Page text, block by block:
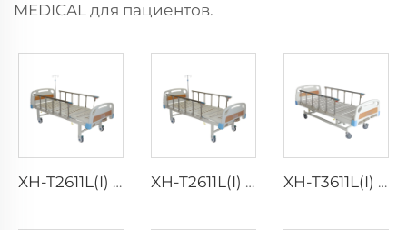
MEDICAL для пациентов.
XH-T2611L(I) Отсоединяемая ABS головная/ногная панель больничной кровати XH-T2611L(I) Отсоединяемая ABS головная/ногная панель больничной кровати XH-T3611L(I) Опциональные аксессуары для больничной кровати